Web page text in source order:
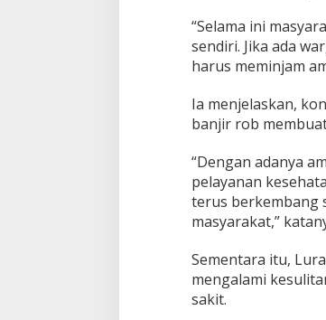
“Selama ini
sendiri. Jika ada
harus meminjam
Ia menjelaskan,
banjir rob
“Dengan adanya
pelayanan
terus berkembang
masyarakat,”
Sementara itu,
mengalami
sakit.